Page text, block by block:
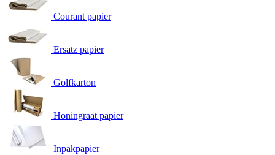
Courant papier
Ersatz papier
Golfkarton
Honingraat papier
Inpakpapier